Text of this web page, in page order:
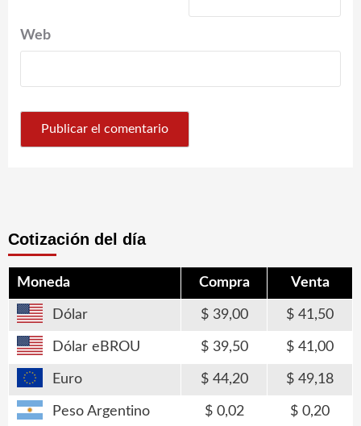
Web
Cotización del día
Moneda Compra Venta
Dólar 39,00 41,50
Dólar eBROU 39,50 41,00
Euro 44,20 49,18
Peso Argentino 0,02 0,20